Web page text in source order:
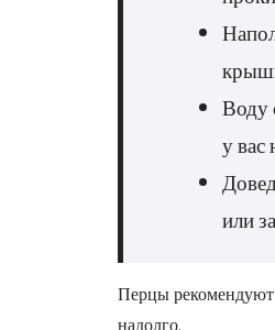
Воду
у вас
или
Перцы рекомендуют